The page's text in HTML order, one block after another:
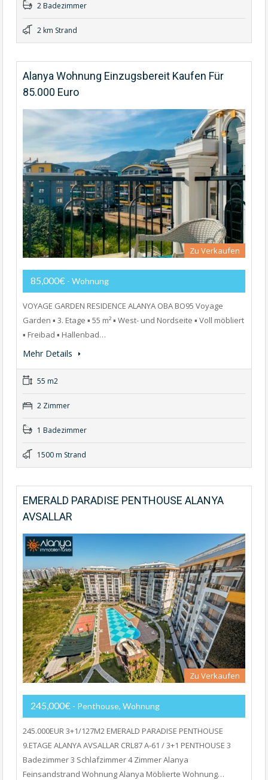
2 Badezimmer
2 km Strand
Alanya Wohnung Einzugsbereit Kaufen Für
85.000 Euro
Zu Verkaufen
85,000€ - Wohnung
VOYAGE GARDEN RESIDENCE ALANYA OBA BO95 Voyage
Garden ▪ 3. Etage ▪ 55 m² ▪ West- und Nordseite ▪ Voll möbliert
▪ Freibad ▪ Hallenbad…
Mehr Details
55 m2
2 Zimmer
1 Badezimmer
1500 m Strand
EMERALD PARADISE PENTHOUSE ALANYA
AVSALLAR
Zu Verkaufen
245,000€ - Penthouse, Wohnung
245.000EUR 3+1/127M2 EMERALD PARADISE PENTHOUSE
9.ETAGE ALANYA AVSALLAR CRL87 A-61 / 3+1 PENTHOUSE 3
Badezimmer 3 Schlafzimmer 4 Zimmer Alanya
Feinsandstrand Wohnung Alanya Möblierte Wohnung…